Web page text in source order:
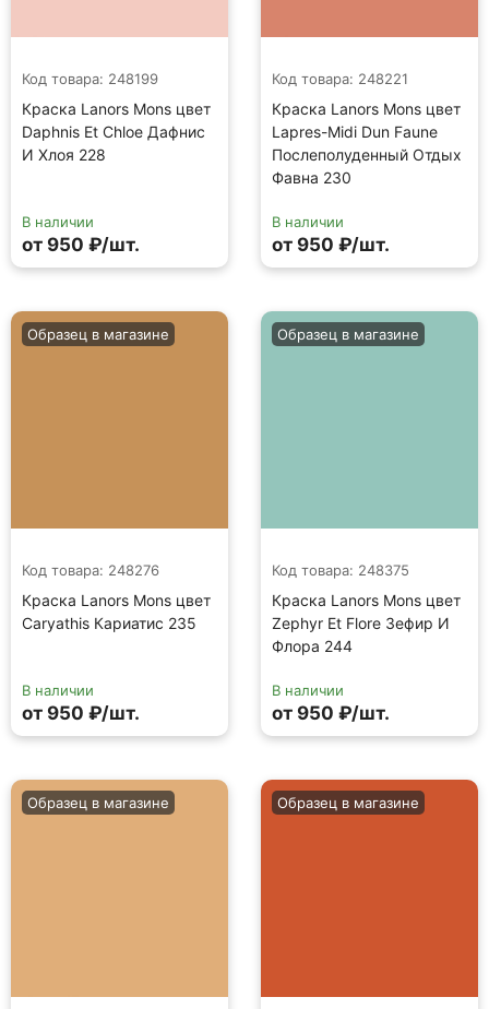
Код товара: 248199
Краска Lanors Mons цвет
Daphnis Et Chloe Дафнис
И Хлоя 228
В наличии
от 950 ₽/шт.
Код товара: 248221
Краска Lanors Mons цвет
Lapres-Midi Dun Faune
Послеполуденный Отдых
Фавна 230
В наличии
от 950 ₽/шт.
Код товара: 248276
Краска Lanors Mons цвет
Caryathis Кариатис 235
Образец в магазине
В наличии
от 950 ₽/шт.
Код товара: 248375
Краска Lanors Mons цвет
Zephyr Et Flore Зефир И
Флора 244
Образец в магазине
В наличии
от 950 ₽/шт.
Образец в магазине Образец в магазине